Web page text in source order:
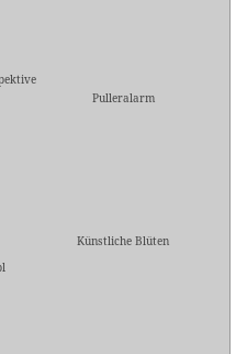
Pulleralarm
Künstliche Blüten